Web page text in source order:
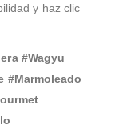
y haz clic
#Wagyu
#Marmoleado